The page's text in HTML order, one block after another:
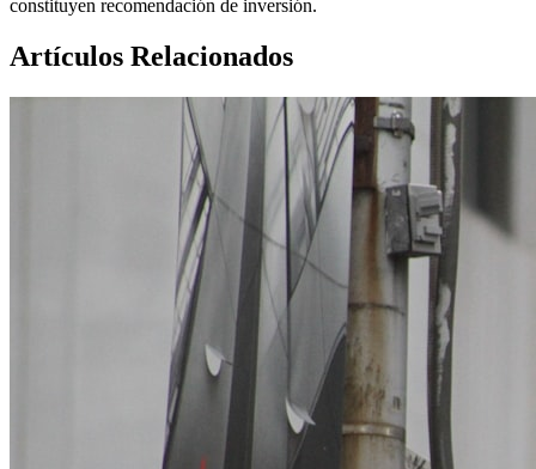
constituyen recomendación de inversión.
Artículos Relacionados